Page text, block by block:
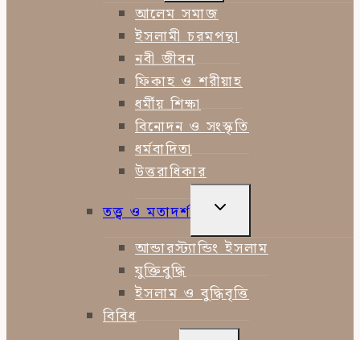
MENU
আলেম সমাজ
ইসলামী চরমপন্থা
নবী জীবন
ফিকাহ ও শরীয়াহ
ধর্মীয় শিক্ষা
বিনোদন ও সংস্কৃতি
ধর্মবাদিতা
উত্তরাধিকার
তত্ত্ব ও মতাদর্শ
TOGGLE
MENU
আন্ডারস্ট্যান্ডিং ইসলাম
যুক্তিবুদ্ধি
ইসলাম ও বুদ্ধিবৃত্তি
বিবিধ